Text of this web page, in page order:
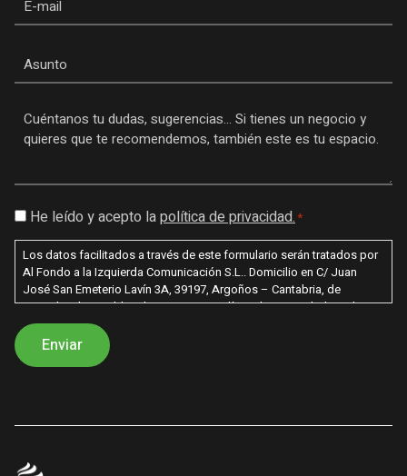
Consentimiento
*
He leído y acepto lapolítica de privacidad.*
Los datos facilitados a través de este formulario serán tratados por
Al Fondo a la Izquierda Comunicación S.L.. Domicilio en C/ Juan
José San Emeterio Lavín 3A, 39197, Argoños – Cantabria, de
acuerdo a lo establecido en nuestra política de privacidad con la
finalidad de poder enviarle información sobre nuestros productos /
servicios. Los datos recabados por este formulario no se cederán a
terceros salvo por obligación legal. Le recordamos que usted tiene
electrónico hola@farodelcaballo.es. Igualmente puede dirigirse a
aceptación sus datos no serán tratados.